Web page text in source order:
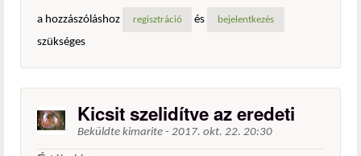
a hozzászóláshoz
regisztráció és bejelentkezés
szükséges
Kicsit szelidítve az eredeti
Beküldte kimarite - 2017. okt. 22. 20:30